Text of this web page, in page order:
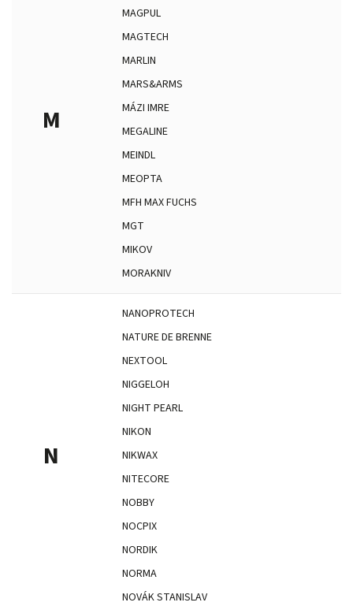
M
MAGPUL
MAGTECH
MARLIN
MARS&ARMS
MÁZI IMRE
MEGALINE
MEINDL
MEOPTA
MFH MAX FUCHS
MGT
MIKOV
MORAKNIV
N
NANOPROTECH
NATURE DE BRENNE
NEXTOOL
NIGGELOH
NIGHT PEARL
NIKON
NIKWAX
NITECORE
NOBBY
NOCPIX
NORDIK
NORMA
NOVÁK STANISLAV